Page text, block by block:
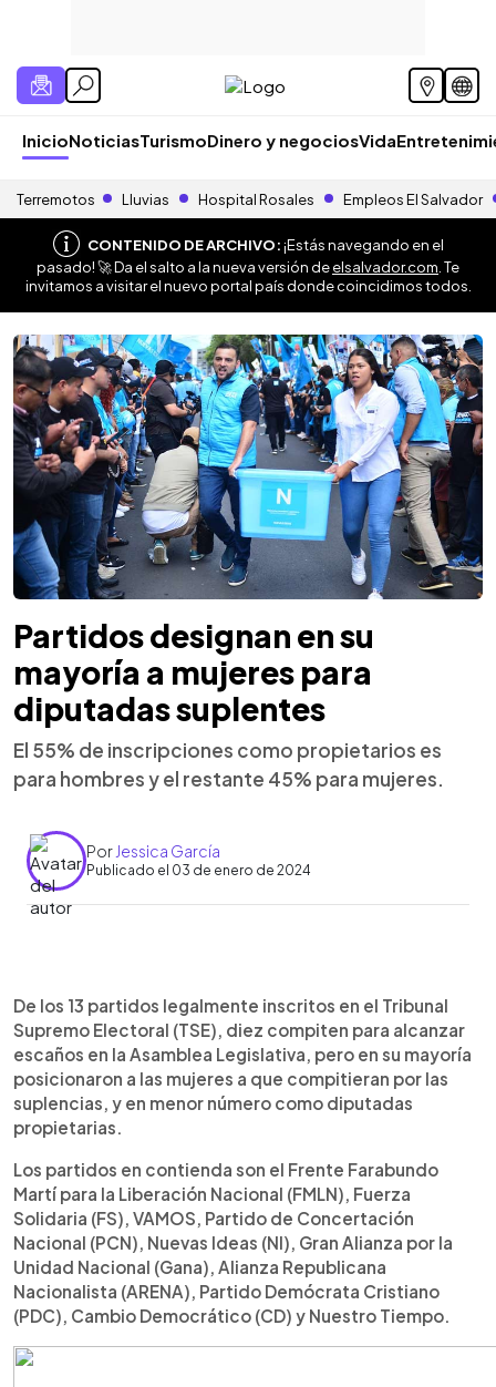
InicioNoticiasTurismoDinero y negociosVida
Terremotos Lluvias Hospital Rosales Empleos El Salvador
CONTENIDO DE ARCHIVO:¡Estás navegando en el
pasado! 🚀 Da el salto a la nueva versión deelsalvador.com . Te
invitamos a visitar el nuevo portal país donde coincidimos todos.
Partidos designan en su
mayoría a mujeres para
diputadas suplentes
El 55% de inscripciones como propietarios es
para hombres y el restante 45% para mujeres.
Por Jessica García
Publicado el 03 de enero de 2024
► Escuchar artículo
De los 13 partidos legalmente inscritos en el Tribunal
Supremo Electoral (TSE), diez compiten para alcanzar
escaños en la Asamblea Legislativa, pero en su mayoría
posicionaron a las mujeres a que compitieran por las
suplencias, y en menor número como diputadas
propietarias.
Los partidos en contienda son el Frente Farabundo
Martí para la Liberación Nacional (FMLN), Fuerza
Solidaria (FS), VAMOS, Partido de Concertación
Nacional (PCN), Nuevas Ideas (NI), Gran Alianza por la
Unidad Nacional (Gana), Alianza Republicana
Nacionalista (ARENA), Partido Demócrata Cristiano
(PDC), Cambio Democrático (CD) y Nuestro Tiempo.